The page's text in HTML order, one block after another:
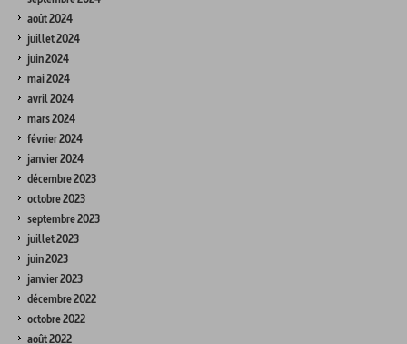
août 2024
juillet 2024
juin 2024
mai 2024
avril 2024
mars 2024
février 2024
janvier 2024
décembre 2023
octobre 2023
septembre 2023
juillet 2023
juin 2023
janvier 2023
décembre 2022
octobre 2022
août 2022